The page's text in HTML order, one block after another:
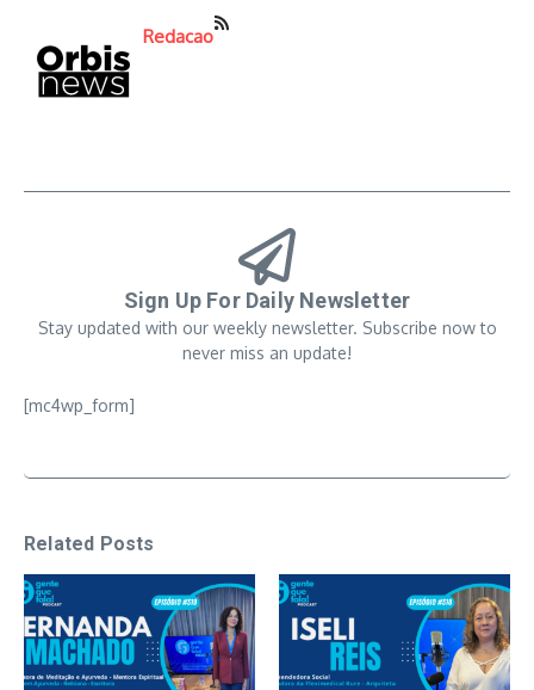
Redacao
Sign Up For Daily Newsletter
Stay updated with our weekly newsletter. Subscribe now to
never miss an update!
[mc4wp_form]
Related Posts